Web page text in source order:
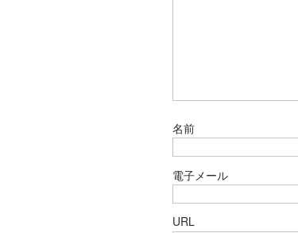
名前
電子メール
URL